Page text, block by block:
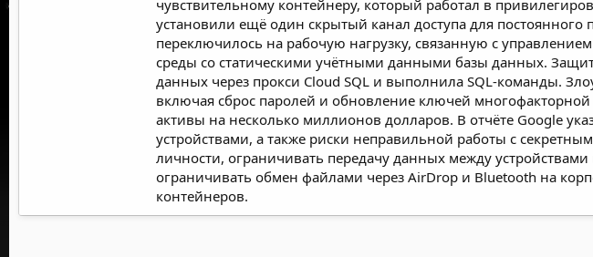
чувствительному контейнеру, который работал в
установили ещё один скрытый канал доступа для
переключилось на рабочую нагрузку, связанную с
среды со статическими учётными данными базы данных.
данных через прокси Cloud SQL и выполнила SQL-команды.
включая сброс паролей и обновление ключей
активы на несколько миллионов долларов. В отчёте Google
устройствами, а также риски неправильной работы с
личности, ограничивать передачу данных между
ограничивать обмен файлами через AirDrop и Bluetooth на
контейнеров.